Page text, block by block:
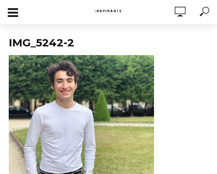
IMG_5242-2